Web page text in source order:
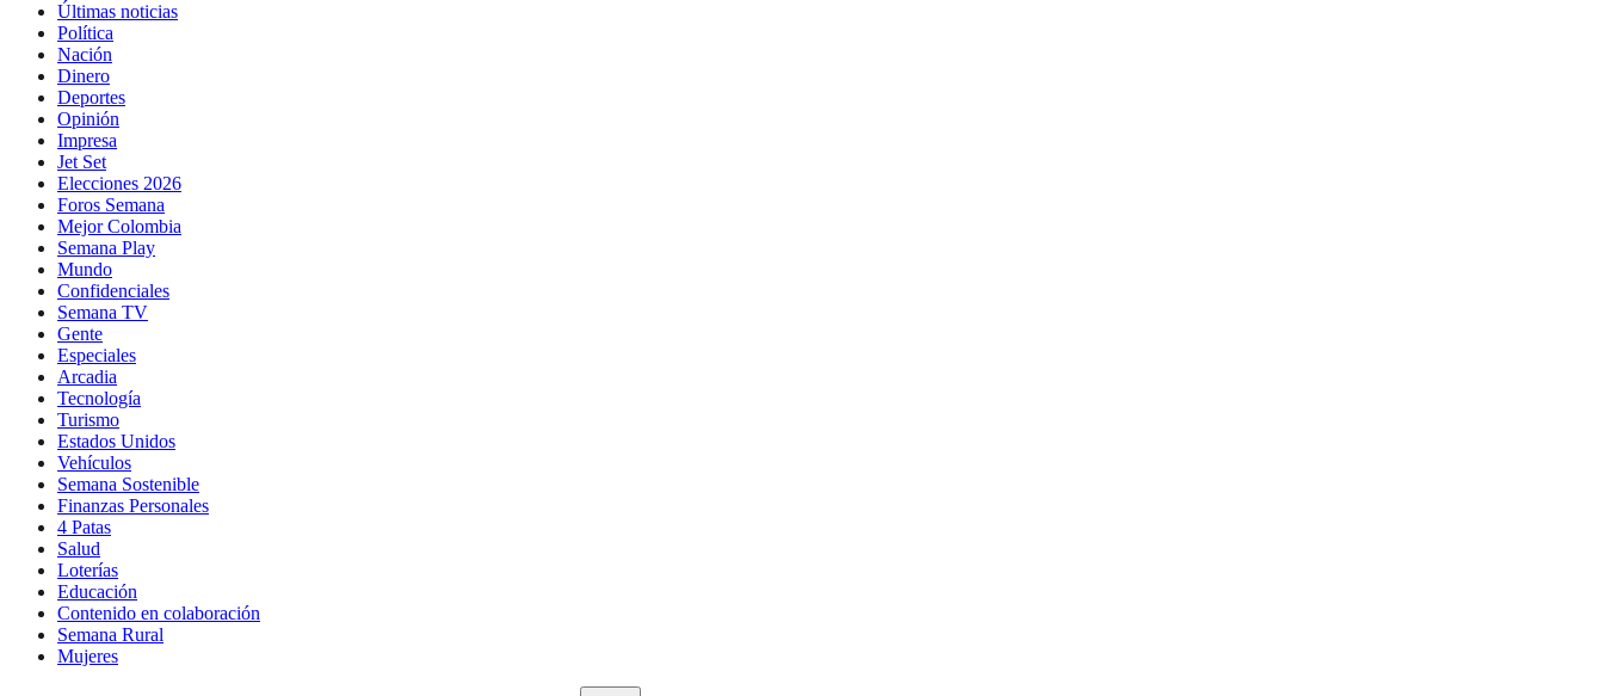
Últimas noticias
Política
Nación
Dinero
Deportes
Opinión
Impresa
Jet Set
Elecciones 2026
Foros Semana
Mejor Colombia
Semana Play
Mundo
Confidenciales
Semana TV
Gente
Especiales
Arcadia
Tecnología
Turismo
Estados Unidos
Vehículos
Semana Sostenible
Finanzas Personales
4 Patas
Salud
Loterías
Educación
Contenido en colaboración
Semana Rural
Mujeres